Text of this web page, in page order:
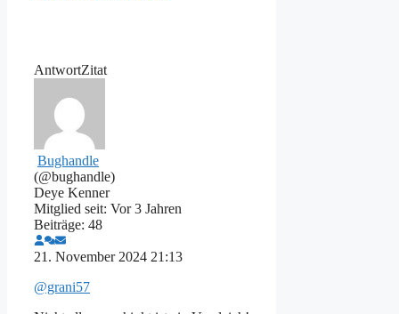
AntwortZitat
Bughandle
(@bughandle)
Deye Kenner
Mitglied seit: Vor 3 Jahren
Beiträge: 48
21. November 2024 21:13
@grani57